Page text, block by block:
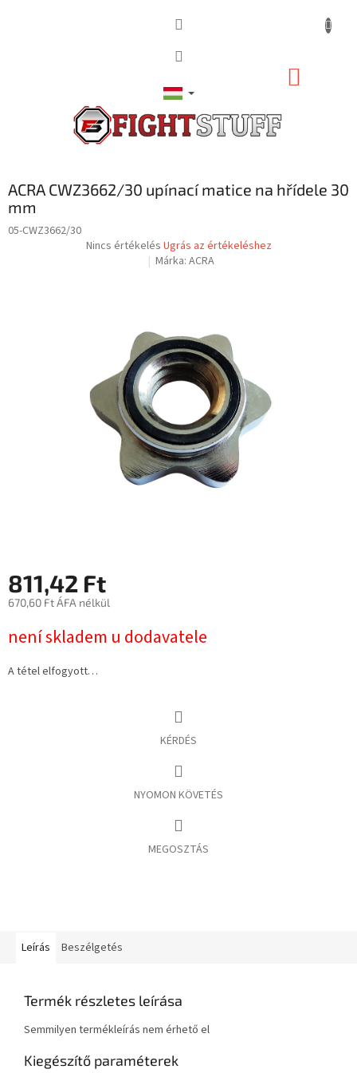
ACRA CWZ3662/30 upínací matice na hřídele 30
mm
05-CWZ3662/30
A
Nincs értékelés Ugrás az értékeléshez
Márka:ACRA
811,42 Ft
670,60 Ft ÁFA nélkül
není skladem u dodavatele
A tétel elfogyott…
KÉRDÉS
NYOMON KÖVETÉS
MEGOSZTÁS
Leírás Beszélgetés
Termék részletes leírása
Semmilyen termékleírás nem érhető el
Kiegészítő paraméterek